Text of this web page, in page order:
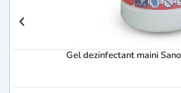
Gel dezinfectant maini